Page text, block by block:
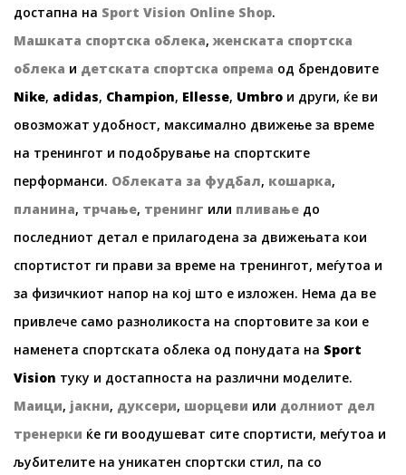
достапна на Sport Vision Online Shop.
Машката спортска облека,женската спортска
облека и детската спортска опрема од брендовите
Nike, adidas, Champion, Ellesse, Umbro и други, ќе ви
овозможат удобност, максимално движење за време
на тренингот и подобрување на спортските
перформанси. Облеката за фудбал, кошарка,
планина, трчање, тренинг или пливање до
последниот детал е прилагодена за движењата кои
спортистот ги прави за време на тренингот, меѓутоа и
за физичкиот напор на кој што е изложен. Нема да ве
привлече само разноликоста на спортовите за кои е
наменета спортската облека од понудата на Sport
Vision туку и достапноста на различни моделите.
Маици, јакни, дуксери, шорцеви или долниот дел
тренерки ќе ги воодушеват сите спортисти, меѓутоа и
љубителите на уникатен спортски стил, па со